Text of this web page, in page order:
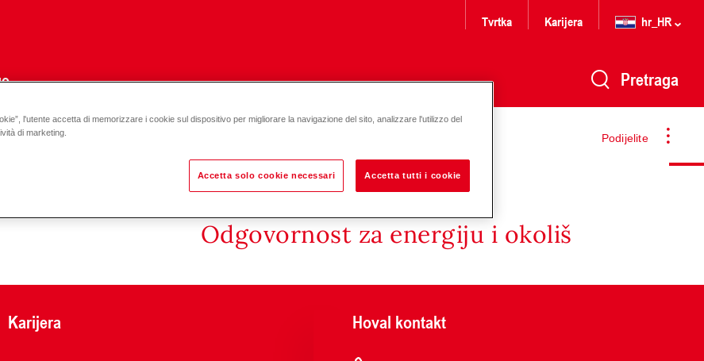
Tvrtka Karijera hr_HR
Pretraga
Podijelite
grupa za mješajući krug grijanja, polaz s lijeve strane DN 20
Odgovornost za energiju i okoliš
Karijera Hoval kontakt
l'utente accetta di memorizzare i cookie sul dispositivo per migliorare la navigazione del sito, analizzare l'utilizzo del
di marketing.
Accetta solo cookie necessari Accetta tutti i cookie